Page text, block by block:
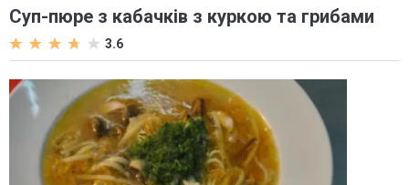
Суп-пюре з кабачків з куркою та грибами
3.6